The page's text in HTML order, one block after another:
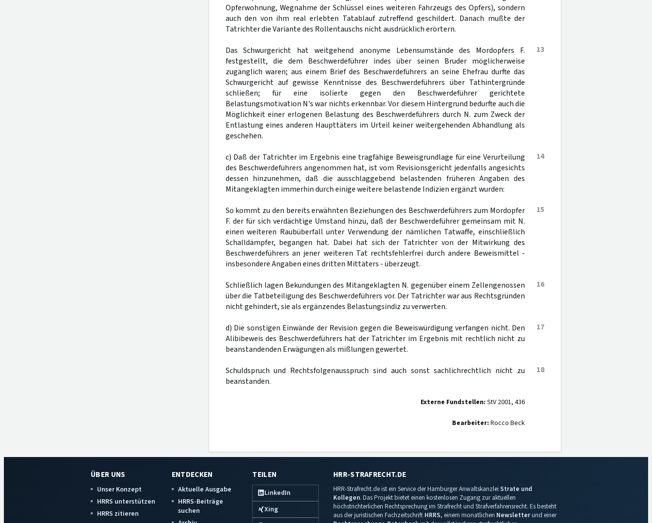
Opferwohnung, Wegnahme der Schlüssel eines weiteren Fahrzeugs des Opfers), sondern
auch den von ihm real erlebten Tatablauf zutreffend geschildert. Danach mußte der
Tatrichter die Variante des Rollentauschs nicht ausdrücklich erörtern.
13
Das Schwurgericht hat weitgehend anonyme Lebensumstände des Mordopfers F.
festgestellt, die dem Beschwerdeführer indes über seinen Bruder möglicherweise
zugänglich waren; aus einem Brief des Beschwerdeführers an seine Ehefrau durfte das
Schwurgericht auf gewisse Kenntnisse des Beschwerdeführers über Tathintergründe
schließen; für eine isolierte gegen den Beschwerdeführer gerichtete
Belastungsmotivation N's war nichts erkennbar. Vor diesem Hintergrund bedurfte auch die
Möglichkeit einer erlogenen Belastung des Beschwerdeführers durch N. zum Zweck der
Entlastung eines anderen Haupttäters im Urteil keiner weitergehenden Abhandlung als
geschehen.
14
c) Daß der Tatrichter im Ergebnis eine tragfähige Beweisgrundlage für eine Verurteilung
des Beschwerdeführers angenommen hat, ist vom Revisionsgericht jedenfalls angesichts
dessen hinzunehmen, daß die ausschlaggebend belastenden früheren Angaben des
Mitangeklagten immerhin durch einige weitere belastende Indizien ergänzt wurden:
15
So kommt zu den bereits erwähnten Beziehungen des Beschwerdeführers zum Mordopfer
F. der für sich verdächtige Umstand hinzu, daß der Beschwerdeführer gemeinsam mit N.
einen weiteren Raubüberfall unter Verwendung der nämlichen Tatwaffe, einschließlich
Schalldämpfer, begangen hat. Dabei hat sich der Tatrichter von der Mitwirkung des
Beschwerdeführers an jener weiteren Tat rechtsfehlerfrei durch andere Beweismittel -
insbesondere Angaben eines dritten Mittäters - überzeugt.
16
Schließlich lagen Bekundungen des Mitangeklagten N. gegenüber einem Zellengenossen
über die Tatbeteiligung des Beschwerdeführers vor. Der Tatrichter war aus Rechtsgründen
nicht gehindert, sie als ergänzendes Belastungsindiz zu verwerten.
17
d) Die sonstigen Einwände der Revision gegen die Beweiswürdigung verfangen nicht. Den
Alibibeweis des Beschwerdeführers hat der Tatrichter im Ergebnis mit rechtlich nicht zu
beanstandenden Erwägungen als mißlungen gewertet.
18
Schuldspruch und Rechtsfolgenausspruch sind auch sonst sachlichrechtlich nicht zu
beanstanden.
Externe Fundstellen: StV 2001, 436
Bearbeiter: Rocco Beck
ÜBER UNS
Unser Konzept
HRRS unterstützen
HRRS zitieren
ENTDECKEN
Aktuelle Ausgabe
HRRS-Beiträge
suchen
TEILEN
LinkedIn
Xing
HRR-STRAFRECHT.DE
HRR-Strafrecht.de ist ein Service der Hamburger Anwaltskanzlei Strate und
Kollegen. Das Projekt bietet einen kostenlosen Zugang zur aktuellen
höchstrichterlichen Rechtsprechung im Strafrecht und Strafverfahrensrecht. Es besteht
aus der juristischen Fachzeitschrift HRRS, einem monatlichen Newsletterund einer